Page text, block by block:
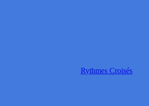
Rythmes Croisés